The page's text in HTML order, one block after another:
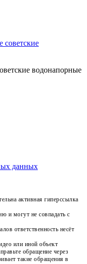
советские
водонапорные
данных
активная гиперссылка
и могут не совпадать с
ответственность несёт
или иной объект
обращение через
такие обращения в